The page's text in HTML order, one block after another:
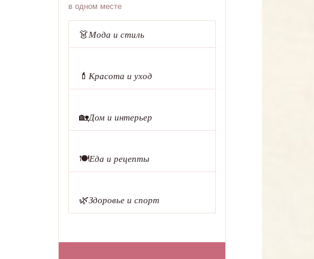
в одном месте
👗Мода и стиль
💄 Красота и уход
🏡Дом и интерьер
🍽️Еда и рецепты
🌿Здоровье и спорт